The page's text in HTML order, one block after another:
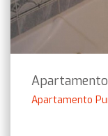
Apartamento